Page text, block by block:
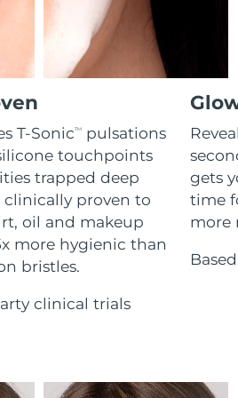
T-SonicTM
pulsations
touchpoints
trapped deep
proven to
oil and makeup
more hygienic than
bristles.
clinical trials
gets
time
more
hair
Hommes
Livraison estimée 16/08/2026
Livraison estimée 12/08/2026
15/08/2026
Livraison estimée
Livraison estimée 14/08/2026
Livraison estimée 12/08/2026
Livraison estimée
Livraison estimée